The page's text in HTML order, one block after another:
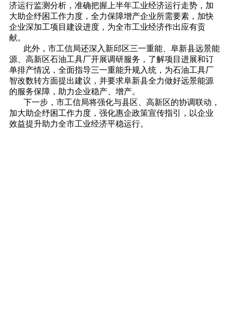
济运行监测分析，准确把握上半年工业经济运行走势，加
大助企纾困工作力度，全力保障增产企业所需要素，加快
企业深加工项目建设进度，为全市工业经济作出应有贡
献。
此外，市工信局还深入新邱区三一重能、阜新县远景能
源、高新区石油工具厂开展调研服务，了解项目进展和订
单排产情况，全面指导三一重能升规入统，为石油工具厂
智改数转方面提出建议，并要求阜新县全力做好远景能源
的服务保障，助力企业稳产、增产。
下一步，市工信局将强化与县区、高新区的协调联动，
加大助企纾困工作力度，强化惠企政策宣传指引，以企业
效益提升助力全市工业经济平稳运行。